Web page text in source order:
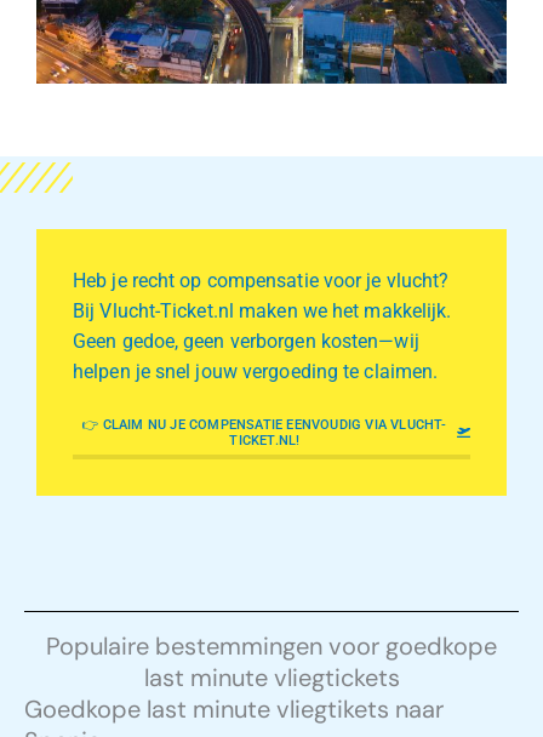
Heb je recht op compensatie voor je vlucht?
Bij Vlucht-Ticket.nl maken we het makkelijk.
Geen gedoe, geen verborgen kosten—wij
helpen je snel jouw vergoeding te claimen.
👉 CLAIM NU JE COMPENSATIE EENVOUDIG VIA VLUCHT-
TICKET.NL!
Populaire bestemmingen voor goedkope
last minute vliegtickets
Goedkope last minute vliegtikets naar